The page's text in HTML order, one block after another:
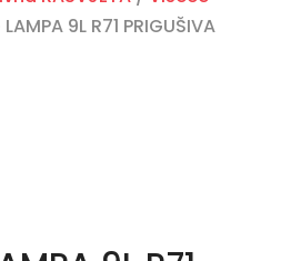
9L R71 PRIGUŠIVA